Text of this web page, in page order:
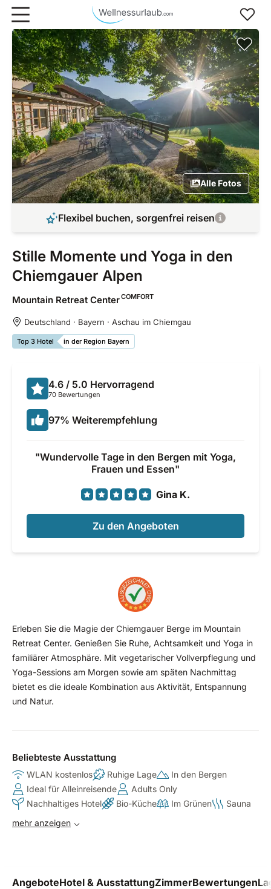
Zum Hauptinhalt springen
Alle Fotos
Flexibel buchen, sorgenfrei reisen
Stille Momente und Yoga in den
Chiemgauer Alpen
Mountain Retreat CenterCOMFORT
Deutschland · Bayern · Aschau im Chiemgau
Top 3 Hotel in der Region Bayern
4.6 / 5.0 Hervorragend
70 Bewertungen
97% Weiterempfehlung
Wundervolle Tage in den Bergen mit Yoga,
Frauen und Essen
Gina K.
Zu den Angeboten
Erleben Sie die Magie der Chiemgauer Berge im Mountain
Retreat Center. Genießen Sie Ruhe, Achtsamkeit und Yoga in
familiärer Atmosphäre. Mit vegetarischer Vollverpflegung und
Yoga-Sessions am Morgen sowie am späten Nachmittag
bietet es die ideale Kombination aus Aktivität, Entspannung
und Natur.
Beliebteste Ausstattung
WLAN kostenlos Ruhige Lage
In den Bergen
Ideal für Alleinreisende
Adults Only
Nachhaltiges Hotel
Bio-Küche Im Grünen
Sauna
mehr anzeigen
AngeboteHotel & AusstattungZimmerBewertungen